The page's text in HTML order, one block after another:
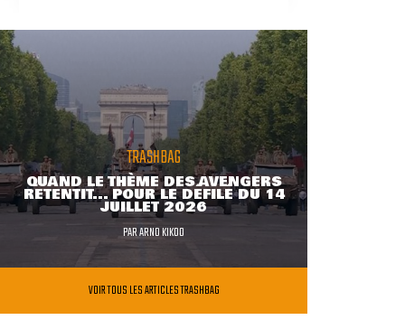
TRASHBAG
QUAND LE THÈME DES AVENGERS
RETENTIT... POUR LE DÉFILÉ DU 14
JUILLET 2026
PARARNO KIKOO
VOIR TOUS LES ARTICLES TRASHBAG